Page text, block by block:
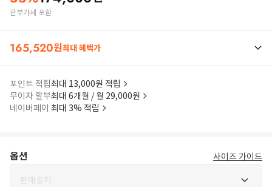
관부가세 포함
165,520원최대 혜택가
포인트 적립최대 13,000원 적립
무이자 할부최대 6개월 / 월 29,000원
네이버페이 최대 3% 적립
옵션 사이즈 가이드
판매중지